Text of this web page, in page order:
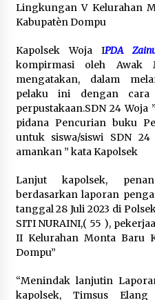
Lingkungan V Kelurahan
Kabupatèn Dompu
Kapolsek Woja IPDA
kompirmasi oleh Awak
mengatakan, dalam
pelaku ini dengan
perpustakaan.SDN 24
pidana Pencurian buku
untuk siswa/siswi SDN
amankan ” kata Kapolsek
Lanjut kapolsek,
berdasarkan laporan
tanggal 28 Juli 2023 di
SITI NURAINI,( 55 ),
II Kelurahan Monta Baru
Dompu”
“Menindak lanjutin
kapolsek, Timsus